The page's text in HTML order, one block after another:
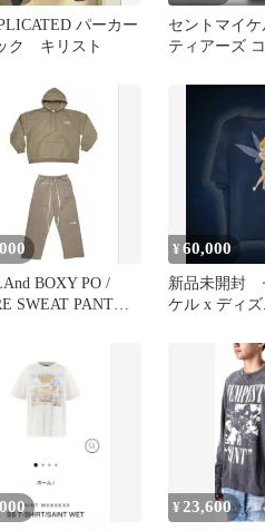
パーカー
ク キリスト
セントマイ
ティアーズ
ズ 白
BOXY PO /
SWEAT PANT
¥60,000
新品未開封
ケル x ディズ
¥ 23,600